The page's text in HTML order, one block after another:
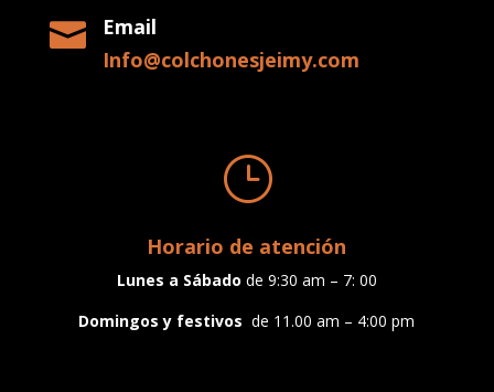

Email
Info@colchonesjeimy.com
}
Horario de atención
Lunes a Sábado de 9:30 am – 7: 00
Domingos y festivos de 11.00 am – 4:00 pm